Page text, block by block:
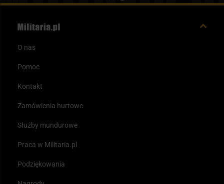
O nas
Pomoc
Kontakt
Zamówienia hurtowe
Służby mundurowe
Praca w Militaria.pl
Podziękowania